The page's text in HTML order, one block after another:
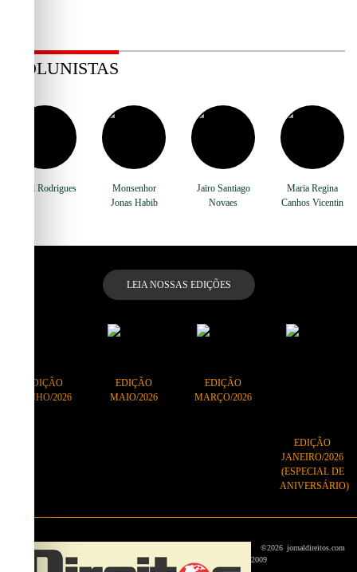
COLUNISTAS
Vercil Rodrigues
Monsenhor
Jonas Habib
Jairo Santiago
Novaes
Maria Regina
Canhos Vicentin
LEIA NOSSAS EDIÇÕES
EDIÇÃO
JUNHO/2026
EDIÇÃO
MAIO/2026
EDIÇÃO
MARÇO/2026
EDIÇÃO
JANEIRO/2026
(ESPECIAL DE
ANIVERSÁRIO)
©
2009
2026 jornaldireitos.com